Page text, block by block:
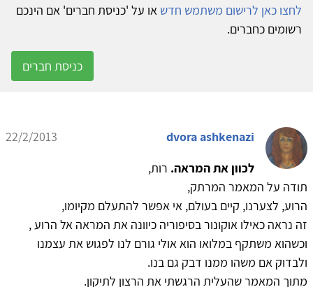
לחצו כאן לרישום משתמש חדש או על 'כניסת חברים' אם הינכם
רשומים כחברים.
כניסת חברים
dvora ashkenazi
22/2/2013
לכוון את המראה. רות,
תודה על המאמר המרתק,
הרוע, לצערנו, קיים בעולם, אי אפשר להתעלם מקיומו,
זה נראה כאילו אוקונור בסיפוריה כיוונה את המראה אל הרוע ,
וכשהוא משתקף במלואו הוא אולי גורם לנו לפגוש את עצמנו
ולבדוק אם משהו ממנו דבק גם בנו.
מתוך המאמר שהעלית הרגשתי את הרצון לתיקון.